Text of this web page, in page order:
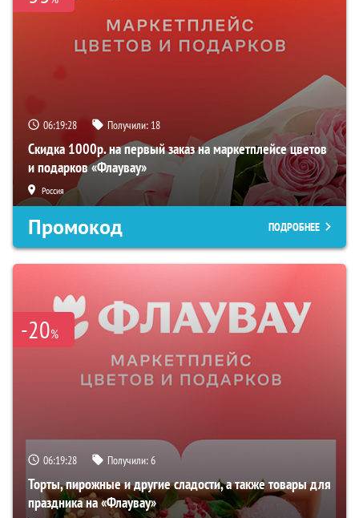
06:19:27 Получили: 18
Скидка 1000р. на первый заказ на маркетплейсе цветов
и подарков «Флаувау»
Россия
Промокод ПОДРОБНЕЕ
-20%
06:19:27 Получили:6
Торты, пирожные и другие сладости, а также товары для
праздника на «Флаувау»